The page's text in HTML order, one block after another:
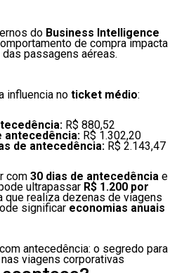
do Business Intelligence
de compra impacta
passagens aéreas.
influencia no ticket médio:
R$ 880,52
antecedência: R$ 1.302,20
de antecedência: R$ 2.143,47
com 30 dias de antecedência e
ultrapassar R$ 1.200 por
que realiza dezenas de viagens
significar economias anuais